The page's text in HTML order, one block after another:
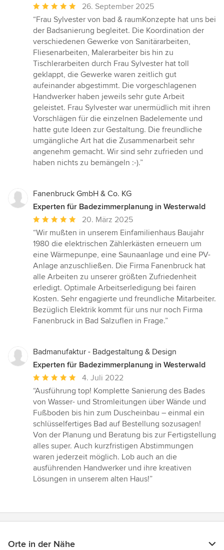
Durchschnittliche
Bewertung:
5
von
5
Sternen
26. September 2025
“Frau Sylvester von bad & raumKonzepte hat uns bei
der Badsanierung begleitet. Die Koordination der
verschiedenen Gewerke von Sanitärarbeiten,
Fliesenarbeiten, Malerarbeiter bis hin zu
Tischlerarbeiten durch Frau Sylvester hat toll
geklappt, die Gewerke waren zeitlich gut
aufeinander abgestimmt. Die vorgeschlagenen
Handwerker haben jeweils sehr gute Arbeit
geleistet. Frau Sylvester war unermüdlich mit ihren
Vorschlägen für die einzelnen Badelemente und
hatte gute Ideen zur Gestaltung. Die freundliche
umgängliche Art hat die Zusammenarbeit sehr
angenehm gemacht. Wir sind sehr zufrieden und
haben nichts zu bemängeln :-).”
Fanenbruck GmbH & Co. KG
Experten für Badezimmerplanung in Westerwald
Durchschnittliche
Bewertung:
5
von
5
Sternen
20. März 2025
“Wir mußten in unserem Einfamilienhaus Baujahr
1980 die elektrischen Zählerkästen erneuern um
eine Wärmepunpe, eine Saunaanlage und eine PV-
Anlage anzuschließen. Die Firma Fanenbruck hat
alle Arbeiten zu unserer größten Zufriedenheit
erledigt. Optimale Arbeitserledigung bei fairen
Kosten. Sehr engagierte und freundliche Mitarbeiter.
Bezüglich Elektrik kommt für uns nur noch Firma
Fanenbruck in Bad Salzuflen in Frage.”
Badmanufaktur - Badgestaltung & Design
Experten für Badezimmerplanung in Westerwald
Durchschnittliche
Bewertung:
5
von
5
Sternen
4. Juli 2022
“Ausführung top! Komplette Sanierung des Bades
von Wasser- und Stromleitungen über Wände und
Fußboden bis hin zum Duscheinbau – einmal ein
schlüsselfertiges Bad auf Bestellung sozusagen!
Von der Planung und Beratung bis zur Fertigstellung
alles super. Auch kurzfristigen Abstimmungen
waren jederzeit möglich. Lob auch an die
ausführenden Handwerker und ihre kreativen
Lösungen in unserem alten Haus!”
Orte in der Nähe